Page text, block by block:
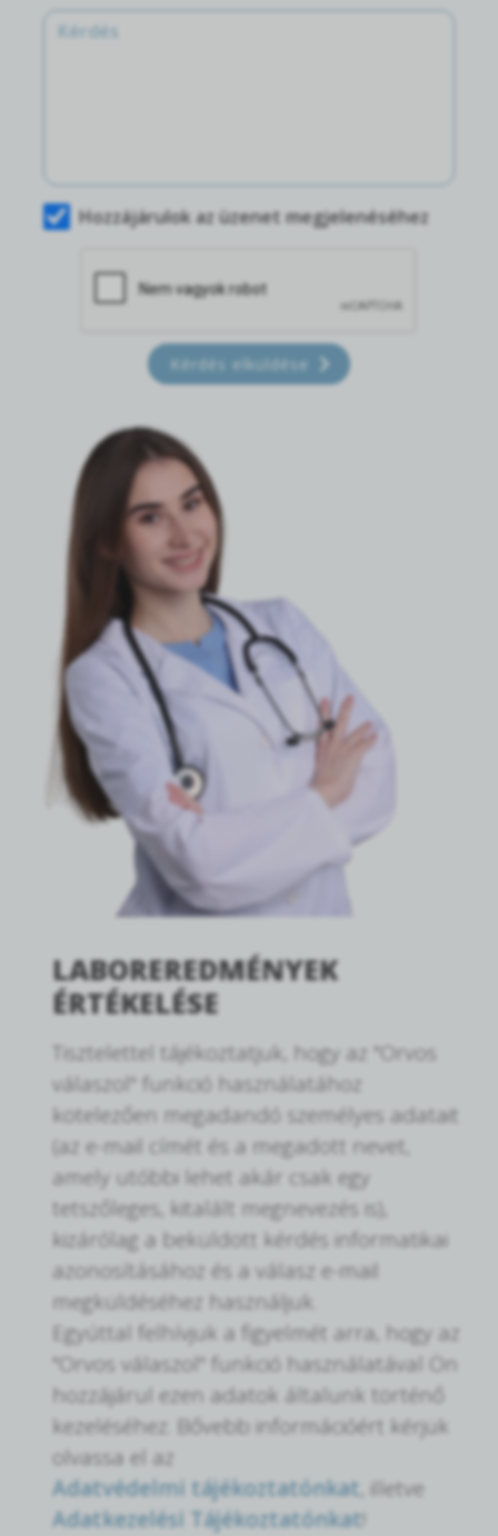
Hozzájárulok az üzenet megjelenéséhez
Kérdés elküldése
LABOREREDMÉNYEK
ÉRTÉKELÉSE
Tisztelettel tájékoztatjuk, hogy az "Orvos
válaszol" funkció használatához
kötelezően megadandó személyes adatait
(az e-mail címét és a megadott nevet,
amely utóbbi lehet akár csak egy
tetszőleges, kitalált megnevezés is),
kizárólag a beküldött kérdés informatikai
azonosításához és a válasz e-mail
megküldéséhez használjuk.
Egyúttal felhívjuk a figyelmét arra, hogy az
"Orvos válaszol" funkció használatával Ön
hozzájárul ezen adatok általunk történő
kezeléséhez. Bővebb információért kérjük
olvassa el az
Adatvédelmi tájékoztatónkat , illetve
Adatkezelési Tájékoztatónkat!